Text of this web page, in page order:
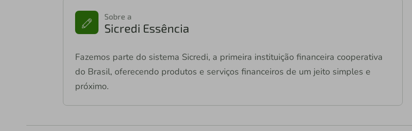
Sobre a
Sicredi Essência
Fazemos parte do sistema Sicredi, a primeira instituição financeira cooperativa
do Brasil, oferecendo produtos e serviços financeiros de um jeito simples e
próximo.